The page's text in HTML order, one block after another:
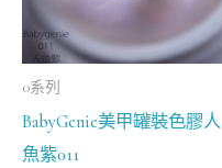
0系列
BabyGenie美甲罐裝色膠人
魚紫011